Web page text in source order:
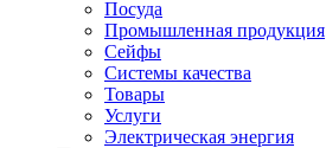
Посуда
Промышленная продукция
Сейфы
Системы качества
Товары
Услуги
Электрическая энергия